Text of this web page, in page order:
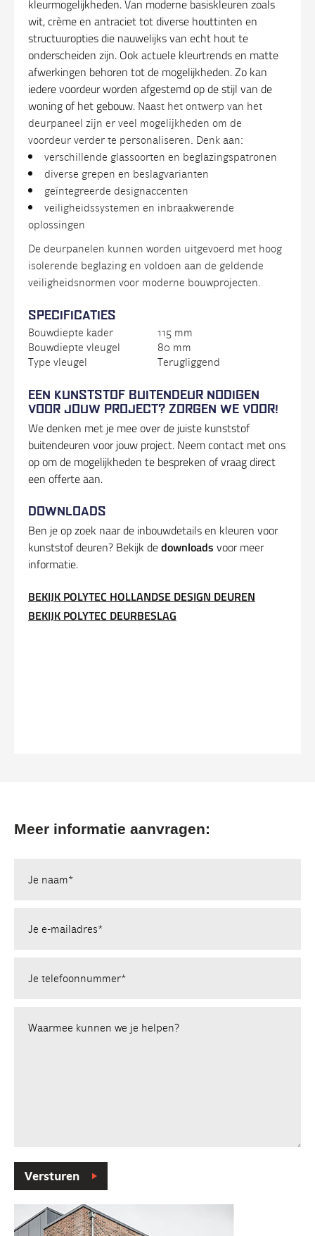
kleurmogelijkheden. Van moderne basiskleuren zoals
wit, crème en antraciet tot diverse houttinten en
structuuropties die nauwelijks van echt hout te
onderscheiden zijn. Ook actuele kleurtrends en matte
afwerkingen behoren tot de mogelijkheden. Zo kan
iedere voordeur worden afgestemd op de stijl van de
woning of het gebouw. Naast het ontwerp van het
deurpaneel zijn er veel mogelijkheden om de
voordeur verder te personaliseren. Denk aan:
verschillende glassoorten en beglazingspatronen
diverse grepen en beslagvarianten
geïntegreerde designaccenten
veiligheidssystemen en inbraakwerende
oplossingen
De deurpanelen kunnen worden uitgevoerd met hoog
isolerende beglazing en voldoen aan de geldende
veiligheidsnormen voor moderne bouwprojecten.
SPECIFICATIES
Bouwdiepte kader
115 mm
Bouwdiepte vleugel
80 mm
Type vleugel
Terugliggend
EEN KUNSTSTOF BUITENDEUR NODIGEN
VOOR JOUW PROJECT? ZORGEN WE VOOR!
We denken met je mee over de juiste kunststof
buitendeuren voor jouw project. Neem contact met ons
op om de mogelijkheden te bespreken of vraag direct
een offerte aan.
DOWNLOADS
Ben je op zoek naar de inbouwdetails en kleuren voor
kunststof deuren? Bekijk dedownloads voor meer
informatie.
BEKIJK POLYTEC HOLLANDSE DESIGN DEUREN
BEKIJK POLYTEC DEURBESLAG
Meer informatie aanvragen:
Je naam*
Je e-mailadres*
Je telefoonnummer*
Waarmee kunnen we je helpen?
Versturen